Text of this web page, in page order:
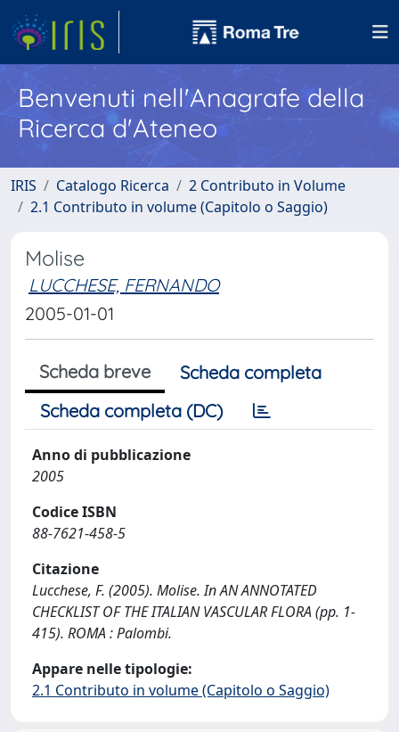
Benvenuti nell'Anagrafe della
Ricerca d'Ateneo
IRIS Catalogo Ricerca
2 Contributo in Volume
2.1 Contributo in volume (Capitolo o Saggio)
Molise
LUCCHESE, FERNANDO
2005-01-01
Scheda breve
Scheda completa
Scheda completa (DC)
Anno di pubblicazione
2005
Codice ISBN
88-7621-458-5
Citazione
Lucchese, F. (2005). Molise. In AN ANNOTATED
CHECKLIST OF THE ITALIAN VASCULAR FLORA (pp. 1-
415). ROMA : Palombi.
Appare nelle tipologie:
2.1 Contributo in volume (Capitolo o Saggio)